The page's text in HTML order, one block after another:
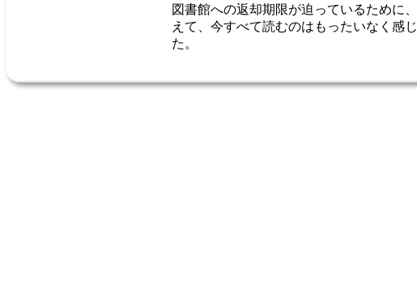
図書館への返却期限が迫っているために
えて、今すべて読むのはもったいなく感
た。